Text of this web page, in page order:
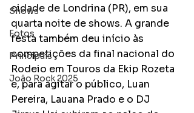
Shows
Fotos
Principais
João Rock 2025
cidade de Londrina (PR), em sua
quarta noite de shows. A grande
festa também deu início às
competições da final nacional do
Rodeio em Touros da Ekip Rozeta
e, para agitar o público, Luan
Pereira, Lauana Prado e o DJ